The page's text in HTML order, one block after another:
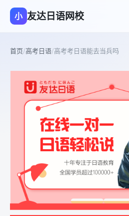
小 友达日语网校
首页/高考日语/高考考日语能去当兵吗